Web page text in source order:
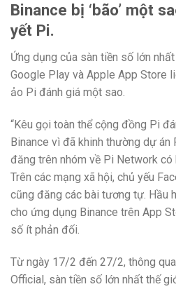
Binance bị ‘bão’ một
yết Pi.
Ứng dụng của sàn tiền số lớn
Google Play và Apple App Store
ảo Pi đánh giá một sao.
“Kêu gọi toàn thể cộng đồng Pi
Binance vì đã khinh thường dự án
đăng trên nhóm về Pi Network có
Trên các mạng xã hội, chủ yếu
cũng đăng các bài tương tự. Hầu
cho ứng dụng Binance trên App
số ít phản đối.
Từ ngày 17/2 đến 27/2, thông
Official, sàn tiền số lớn nhất thế